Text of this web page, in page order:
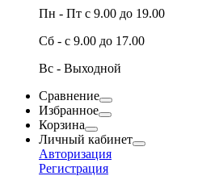
Пн - Пт с 9.00 до 19.00
Сб - с 9.00 до 17.00
Вс - Выходной
Сравнение
Избранное
Корзина
Личный кабинет
Авторизация
Регистрация